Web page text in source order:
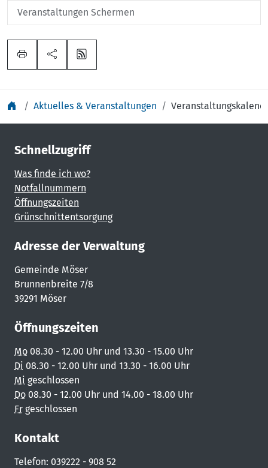
Veranstaltungen Schermen
Aktuelles & Veranstaltungen
Schnellzugriff
Was finde ich wo?
Notfallnummern
Öffnungszeiten
Grünschnittentsorgung
Adresse der Verwaltung
Gemeinde Möser
Brunnenbreite 7/8
39291 Möser
Öffnungszeiten
Mo 08.30 - 12.00 Uhr und 13.30 - 15.00 Uhr
Di 08.30 - 12.00 Uhr und 13.30 - 16.00 Uhr
Mi geschlossen
Do 08.30 - 12.00 Uhr und 14.00 - 18.00 Uhr
Fr geschlossen
Kontakt
Telefon: 039222 - 908 52